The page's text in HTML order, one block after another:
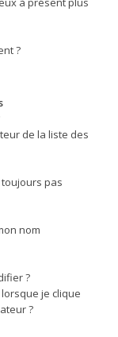
?
de la liste des
toujours pas
nom
?
je clique
?